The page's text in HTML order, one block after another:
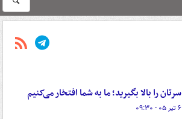
سرتان را بالا بگیرید؛ ما به شما افتخار می‌کنیم
۶ تیر ۰۵ - ۰۹:۳۰